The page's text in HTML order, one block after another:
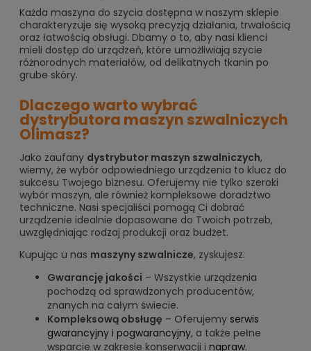
Każda maszyna do szycia dostępna w naszym sklepie
charakteryzuje się wysoką precyzją działania, trwałością
oraz łatwością obsługi. Dbamy o to, aby nasi klienci
mieli dostęp do urządzeń, które umożliwiają szycie
różnorodnych materiałów, od delikatnych tkanin po
grube skóry.
Dlaczego warto wybrać
dystrybutora maszyn szwalniczych
Olimasz?
Jako zaufany dystrybutor maszyn szwalniczych,
wiemy, że wybór odpowiedniego urządzenia to klucz do
sukcesu Twojego biznesu. Oferujemy nie tylko szeroki
wybór maszyn, ale również kompleksowe doradztwo
techniczne. Nasi specjaliści pomogą Ci dobrać
urządzenie idealnie dopasowane do Twoich potrzeb,
uwzględniając rodzaj produkcji oraz budżet.
Kupując u nas maszyny szwalnicze, zyskujesz:
Gwarancję jakości – Wszystkie urządzenia
pochodzą od sprawdzonych producentów,
znanych na całym świecie.
Kompleksową obsługę – Oferujemy serwis
gwarancyjny i pogwarancyjny, a także pełne
wsparcie w zakresie konserwacji i napraw.